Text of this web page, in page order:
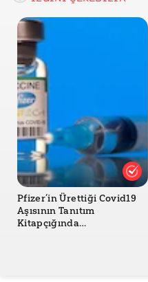
Mass Live- Patriots
Kampanyasının Tarihini
FDA- “Pfizer ve
geliştirilen aşının 5-11
onay verildi.”
CDC- Çocuklar ve
CDC- “CDC 5 ila 11 Yaş
COVID-19 Aşısını
John Hopkins Medicine-
Bilmesi Gerekenler
Pfizer’in Ürettiği Covid19
Aşısının Tanıtım
Kitapçığında